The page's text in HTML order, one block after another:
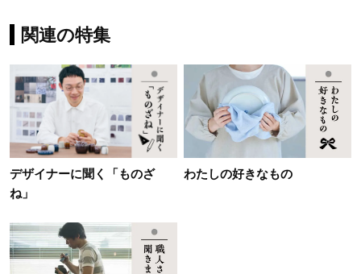
関連の特集
デザイナーに聞く「ものざ
ね」
わたしの好きなもの